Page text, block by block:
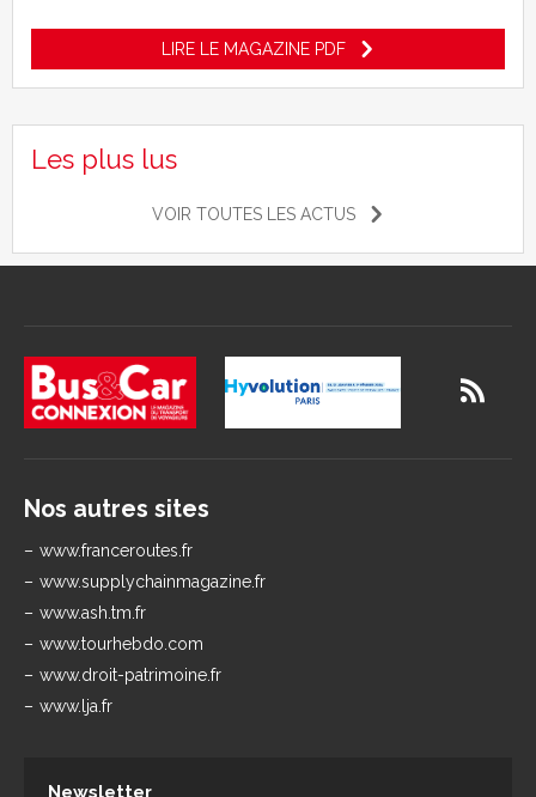
LIRE LE MAGAZINE PDF
Les plus lus
VOIR TOUTES LES ACTUS
Nos autres sites
www.franceroutes.fr
www.supplychainmagazine.fr
www.ash.tm.fr
www.tourhebdo.com
www.droit-patrimoine.fr
www.lja.fr
Newsletter